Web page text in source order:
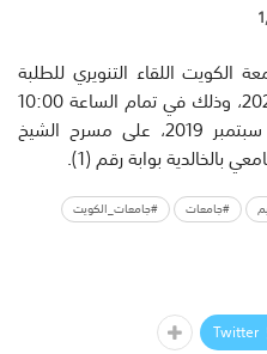
الكويت اللقاء التنويري للطلبة
المستجدين للعام الجامعي 2019-2020، وذلك في تمام الساعة 10:00
من صباح يوم الثلاثاء الموافق 3 سبتمبر 2019، على مسرح الشيخ
بالخالدية بوابة رقم (1).
#جامعات
#جامعات_الكويت
Twitter